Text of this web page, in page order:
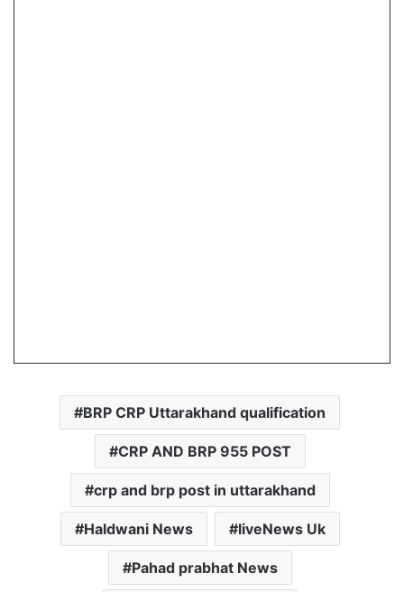
BRP CRP Uttarakhand qualification
CRP AND BRP 955 POST
crp and brp post in uttarakhand
Haldwani News liveNews Uk
Pahad prabhat News